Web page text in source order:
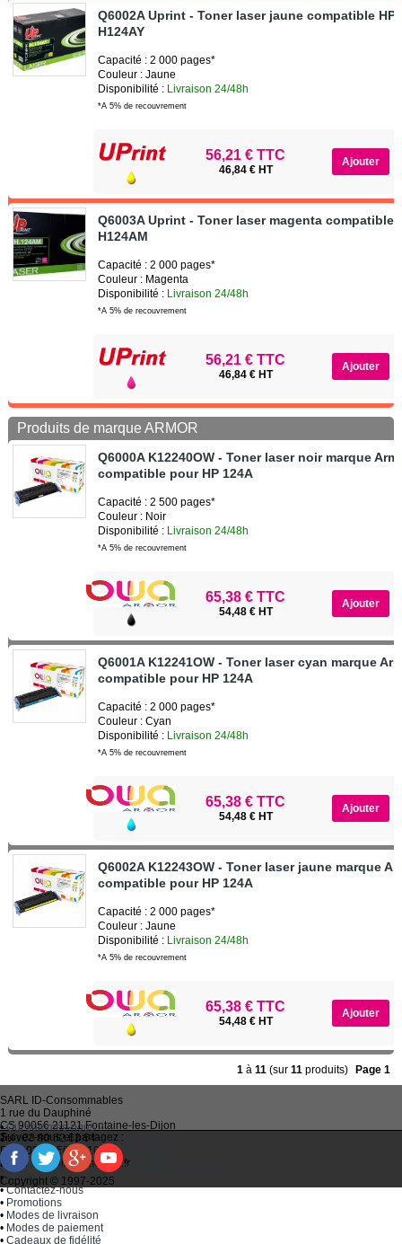
Q6002A Uprint - Toner laser jaune compatible HP
H124AY
Capacité : 2 000 pages*
Couleur : Jaune
Disponibilité : Livraison 24/48h
*A 5% de recouvrement
56,21 € TTC
46,84 € HT
Q6003A Uprint - Toner laser magenta compatible
H124AM
Capacité : 2 000 pages*
Couleur : Magenta
Disponibilité : Livraison 24/48h
*A 5% de recouvrement
56,21 € TTC
46,84 € HT
Produits de marque ARMOR
Q6000A K12240OW - Toner laser noir marque
compatible pour HP 124A
Capacité : 2 500 pages*
Couleur : Noir
Disponibilité : Livraison 24/48h
*A 5% de recouvrement
65,38 € TTC
54,48 € HT
Q6001A K12241OW - Toner laser cyan marque
compatible pour HP 124A
Capacité : 2 000 pages*
Couleur : Cyan
Disponibilité : Livraison 24/48h
*A 5% de recouvrement
65,38 € TTC
54,48 € HT
Q6002A K12243OW - Toner laser jaune marque
compatible pour HP 124A
Capacité : 2 000 pages*
Couleur : Jaune
Disponibilité : Livraison 24/48h
*A 5% de recouvrement
65,38 € TTC
54,48 € HT
1 à11 (sur11 produits) Page 1
SARL ID-Consommables
1 rue du Dauphiné
CS 90056 21121Fontaine-les-Dijon
Tel :03 80 52 63 64
Fax :03 80 58 81 10
Email : idc@imprimantes.fr
•Qui sommes-nous ?
•Recycler ses cartouches usagées
• Bien choisir ses cartouches d'encre
•
Conditions générales de vente
•Plan du site
•Contactez-nous
• Promotions
• Modes de livraison
• Modes de paiement
• Cadeaux de fidélité
Suivez-nous et partagez :
Consent Preferences
Copyright © 1997-2025